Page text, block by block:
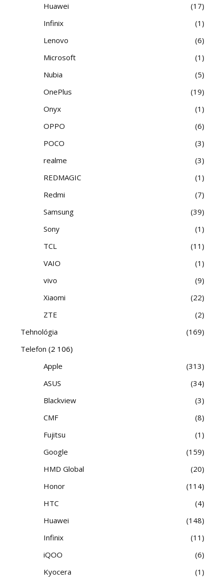
Huawei
17
Infinix
1
Lenovo
6
Microsoft
1
Nubia
5
OnePlus
19
Onyx
1
OPPO
6
POCO
3
realme
3
REDMAGIC
1
Redmi
7
Samsung
39
Sony
1
TCL
11
VAIO
1
vivo
9
Xiaomi
22
ZTE
2
Tehnológia
169
Telefon (2 106)
Apple
313
ASUS
34
Blackview
3
CMF
8
Fujitsu
1
Google
159
HMD Global
20
Honor
114
HTC
4
Huawei
148
Infinix
11
iQOO
6
Kyocera
1